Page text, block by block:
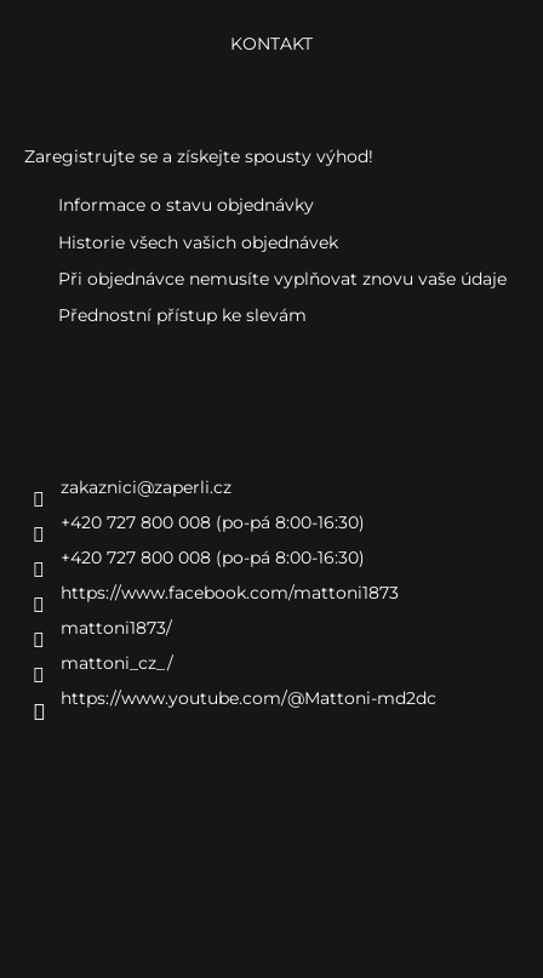
KONTAKT
Zaregistrujte se a získejte spousty výhod!
Informace o stavu objednávky
Historie všech vašich objednávek
Při objednávce nemusíte vyplňovat znovu vaše údaje
Přednostní přístup ke slevám
zakaznici@zaperli.cz
+420 727 800 008 (po-pá 8:00-16:30)
+420 727 800 008 (po-pá 8:00-16:30)
https://www.facebook.com/mattoni1873
mattoni1873/
mattoni_cz_/
https://www.youtube.com/@Mattoni-md2dc